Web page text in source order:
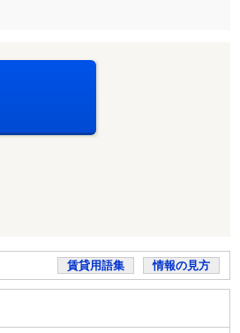
賃貸用語集 情報の見方